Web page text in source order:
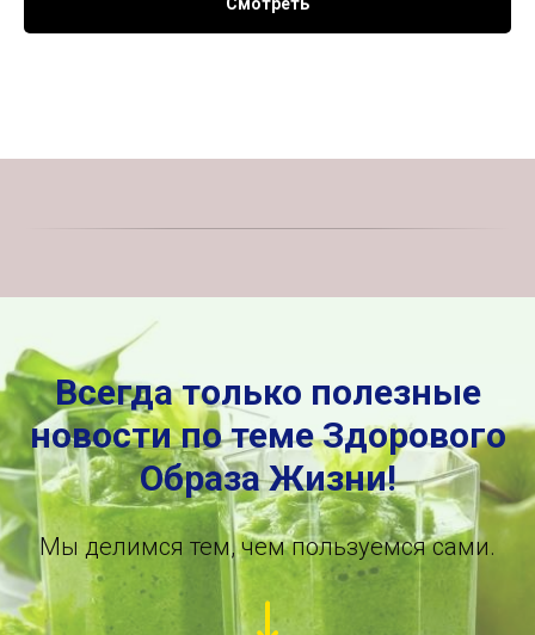
Всегда только полезные
новости по теме Здорового
Образа Жизни!
Мы делимся тем, чем пользуемся сами.